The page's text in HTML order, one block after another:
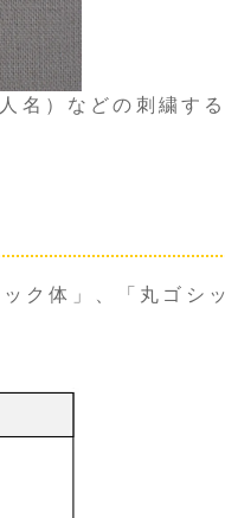
）などの刺繍する
ク体」、「丸ゴシ